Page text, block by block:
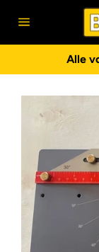
Sidenavigering
Alle